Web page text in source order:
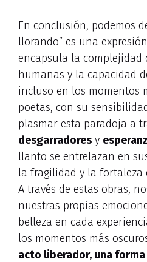
En conclusión, podemos
llorando” es una
encapsula la complejidad
humanas y la capacidad
incluso en los momentos
poetas, con su
plasmar esta paradoja a
desgarradores y
llanto se entrelazan en
la fragilidad y la
A través de estas obras,
nuestras propias
belleza en cada
los momentos más
acto liberador, una